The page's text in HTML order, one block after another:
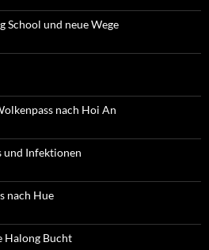
School und neue Wege
nach Hoi An
und Infektionen
nach Hue
Halong Bucht